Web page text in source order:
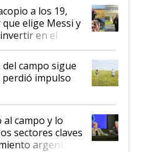
a los 19,
elige Messi y
en el
era como "darle
para droga":
el libertario
crisis salió
campo sigue
impulso
al campo y lo
sectores claves
argentino